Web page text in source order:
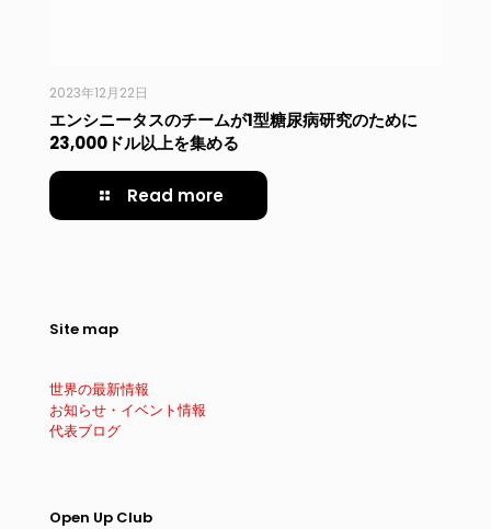
2023年12月22日
エンシニータスのチームが1型糖尿病研究のために
23,000ドル以上を集める
Read more
Site map
世界の最新情報
お知らせ・イベント情報
代表ブログ
Open Up Club